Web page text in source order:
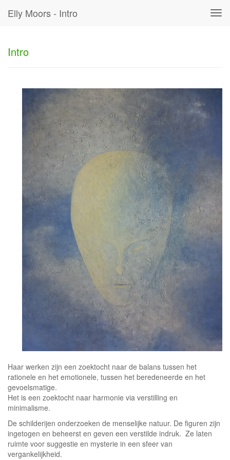
Elly Moors - Intro
Intro
Haar werken zijn een zoektocht naar de balans tussen het
rationele en het emotionele, tussen het beredeneerde en het
gevoelsmatige.
Het is een zoektocht naar harmonie via verstilling en
minimalisme.
De schilderijen onderzoeken de menselijke natuur. De figuren zijn
ingetogen en beheerst en geven een verstilde indruk. Ze laten
ruimte voor suggestie en mysterie in een sfeer van
vergankelijkheid.